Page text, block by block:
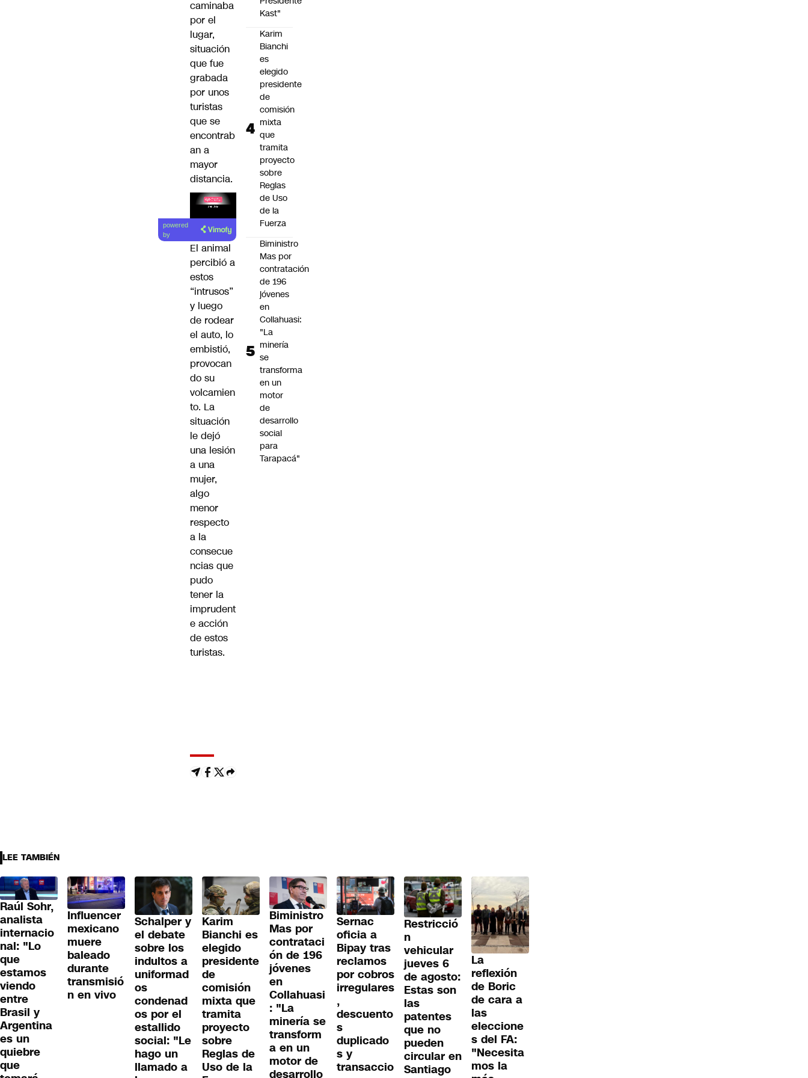
caminaba
por el
lugar,
situación
que fue
grabada
por unos
turistas
que se
encontrab
an a
mayor
distancia.
powered
by
El animal
percibió a
estos
“intrusos”
y luego
de rodear
el auto, lo
embistió,
provocan
do su
volcamien
to. La
situación
le dejó
una lesión
a una
mujer,
algo
menor
respecto
a la
consecue
ncias que
pudo
tener la
imprudent
e acción
de estos
turistas.
Kast"
Karim
Bianchi
es
elegido
presidente
de
comisión
mixta
que
tramita
proyecto
sobre
Reglas
de Uso
de la
Fuerza
Biministro
Mas por
contratación
de 196
jóvenes
en
Collahuasi:
"La
minería
se
transforma
en un
motor
de
desarrollo
social
para
Tarapacá"
LEE TAMBIÉN
Raúl Sohr,
analista
internacio
nal: "Lo
que
estamos
viendo
entre
Brasil y
Argentina
es un
quiebre
que
Influencer
mexicano
muere
baleado
durante
transmisió
n en vivo
Schalper y
el debate
sobre los
indultos a
uniformad
os
condenad
os por el
estallido
social: "Le
hago un
llamado a
Karim
Bianchi es
elegido
presidente
de
comisión
mixta que
tramita
proyecto
sobre
Reglas de
Uso de la
Biministro
Mas por
contrataci
ón de 196
jóvenes
en
Collahuasi
: "La
minería se
transform
a en un
motor de
desarrollo
Sernac
oficia a
Bipay tras
reclamos
por cobros
irregulares
,
descuento
s
duplicado
s y
transaccio
Restricció
n
vehicular
jueves 6
de agosto:
Estas son
las
patentes
que no
pueden
circular en
Santiago
La
reflexión
de Boric
de cara a
las
eleccione
s del FA:
"Necesita
mos la